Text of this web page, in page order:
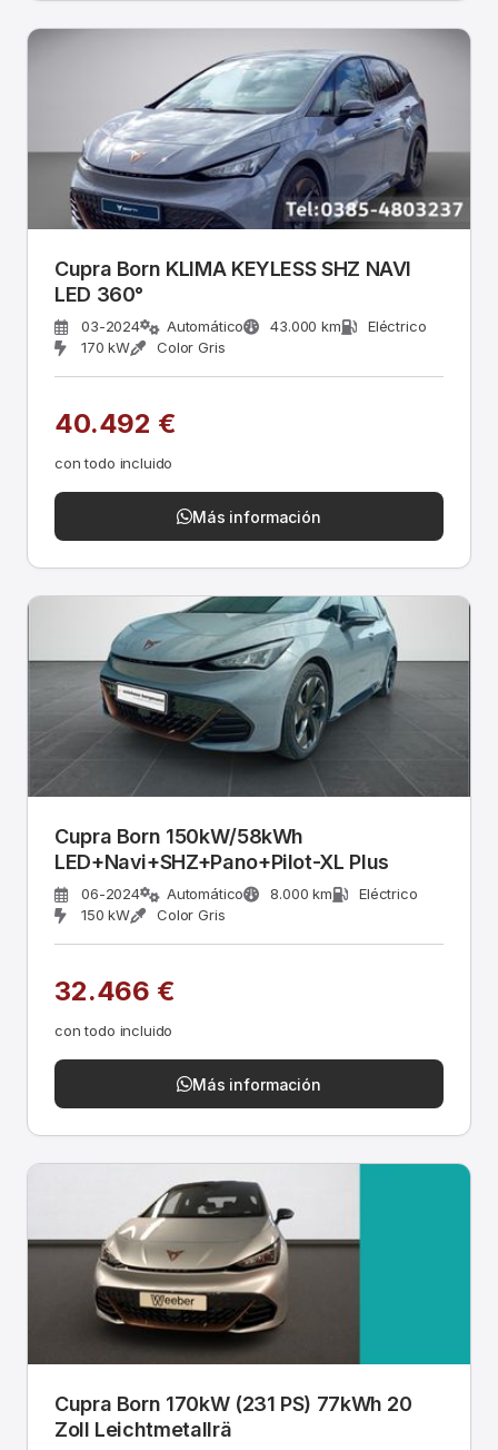
Cupra Born KLIMA KEYLESS SHZ NAVI
LED 360°
03-2024 Automático 43.000 km
Eléctrico
170 kW
Color Gris
40.492 €
con todo incluido
Más información
Cupra Born 150kW/58kWh
LED+Navi+SHZ+Pano+Pilot-XL Plus
06-2024 Automático 8.000 km
Eléctrico
150 kW
Color Gris
32.466 €
con todo incluido
Más información
Cupra Born 170kW (231 PS) 77kWh 20
Zoll Leichtmetallrä